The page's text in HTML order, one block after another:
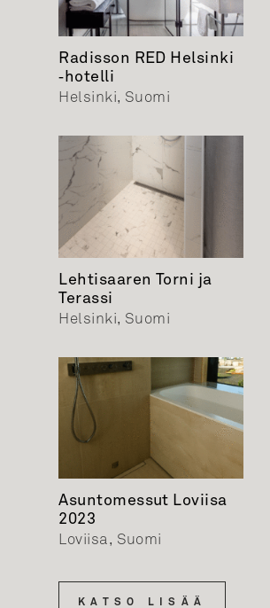
Radisson RED Helsinki
‑hotelli
Helsinki, Suomi
Lehtisaaren Torni ja
Terassi
Helsinki, Suomi
Asuntomessut Loviisa
2023
Loviisa, Suomi
KATSO LISÄÄ